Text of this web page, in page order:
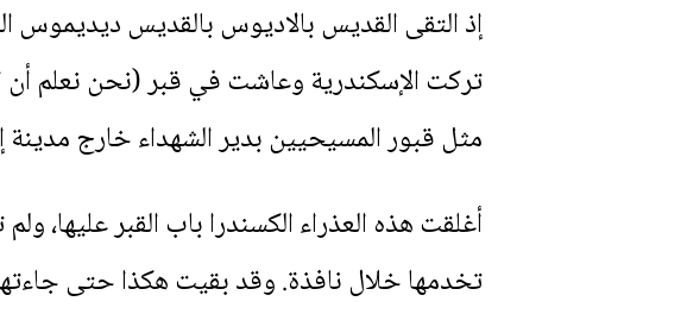
إذ التقى القديس بالاديوس بالقديس ديديموس
تركت الإسكندرية وعاشت في قبر (نحن نعلم أن
مثل قبور المسيحيين بدير الشهداء خارج مدينة
أغلقت هذه العذراء الكسندرا باب القبر
تخدمها خلال نافذة. وقد بقيت هكذا حتى